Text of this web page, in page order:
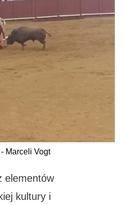
Marceli Vogt
elementów
kultury i